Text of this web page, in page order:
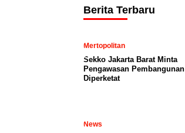
Berita Terbaru
Mertopolitan
Sekko Jakarta Barat Minta
Pengawasan Pembangunan
Diperketat
News